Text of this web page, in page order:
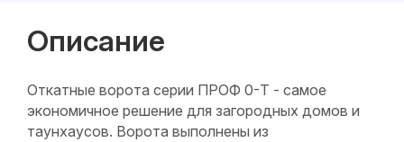
Описание
Откатные ворота серии ПРОФ 0-Т - самое
экономичное решение для загородных домов и
таунхаусов. Ворота выполнены из